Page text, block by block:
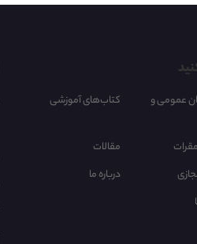
عمومی و
کتاب‌های آموزشی
مقالات
درباره ما